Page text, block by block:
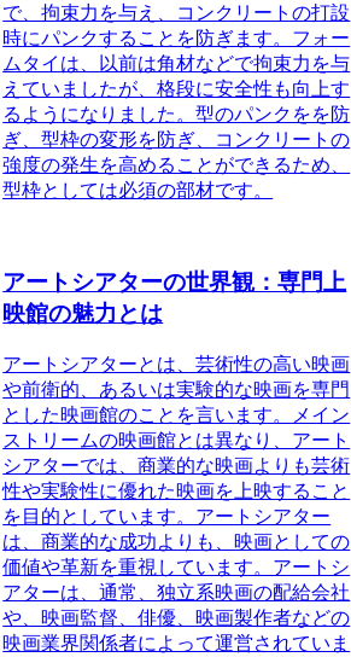
で、拘束力を与え、コンクリートの打設
時にパンクすることを防ぎます。フォー
ムタイは、以前は角材などで拘束力を与
えていましたが、格段に安全性も向上す
るようになりました。型のパンクをを防
ぎ、型枠の変形を防ぎ、コンクリートの
強度の発生を高めることができるため、
型枠としては必須の部材です。
アートシアターの世界観：専門上
映館の魅力とは
アートシアターとは、芸術性の高い映画
や前衛的、あるいは実験的な映画を専門
とした映画館のことを言います。メイン
ストリームの映画館とは異なり、アート
シアターでは、商業的な映画よりも芸術
性や実験性に優れた映画を上映すること
を目的としています。アートシアター
は、商業的な成功よりも、映画としての
価値や革新を重視しています。アートシ
アターは、通常、独立系映画の配給会社
や、映画監督、俳優、映画製作者などの
映画業界関係者によって運営されていま